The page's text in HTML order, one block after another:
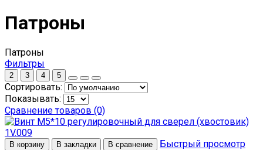
Патроны
Патроны
Фильтры
2 3 4 5
Сортировать:
Показывать:
Сравнение товаров (0)
В корзину В закладки В сравнение Быстрый просмотр